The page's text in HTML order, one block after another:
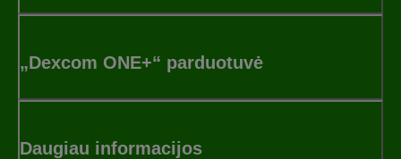
„Dexcom ONE+“ parduotuvė
Daugiau informacijos